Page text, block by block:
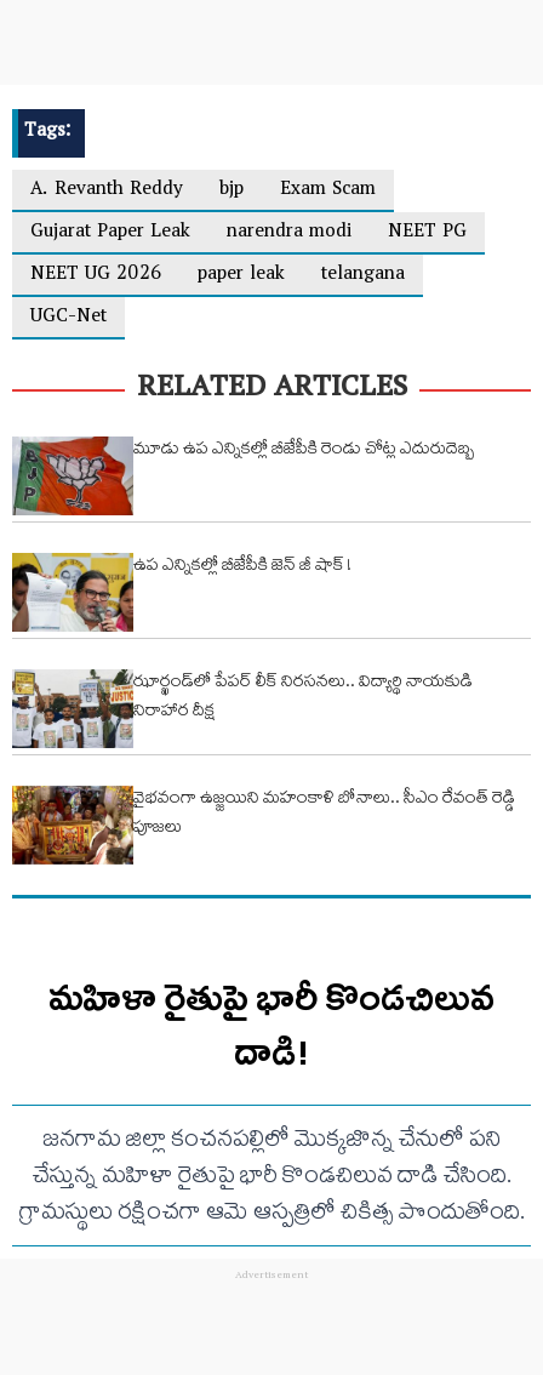
Tags:
A. Revanth Reddy
bjp
Exam Scam
Gujarat Paper Leak
narendra modi
NEET PG
NEET UG 2026
paper leak
telangana
UGC-Net
RELATED ARTICLES
మూడు ఉప ఎన్నికల్లో బీజేపీకి రెండు చోట్ల ఎదురుదెబ్బ
ఉప ఎన్నికల్లో బీజేపీకి జెన్ జీ షాక్ !
ఝార్ఖండ్‌లో పేపర్ లీక్‌ నిరసనలు.. విద్యార్థి నాయకుడి
నిరాహార దీక్ష
వైభవంగా ఉజ్జయిని మహంకాళి బోనాలు.. సీఎం రేవంత్ రెడ్డి
పూజలు
మహిళా రైతుపై భారీ కొండచిలువ
దాడి!
జనగామ జిల్లా కంచనపల్లిలో మొక్కజొన్న చేనులో పని
చేస్తున్న మహిళా రైతుపై భారీ కొండచిలువ దాడి చేసింది.
గ్రామస్థులు రక్షించగా ఆమె ఆస్పత్రిలో చికిత్స పొందుతోంది.